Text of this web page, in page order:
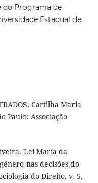
do Programa de
Estadual de
Cartilha Maria
Paulo: Associação
Lei Maria da
nas decisões do
do Direito, v. 5,